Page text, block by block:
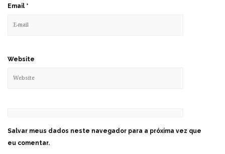
Email *
Website
Salvar meus dados neste navegador para a próxima vez que
eu comentar.